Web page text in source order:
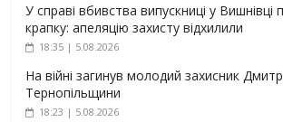
У справі вбивства випускниці у Вишнівці
крапку: апеляцію захисту відхилили
18:35 | 5.08.2026
На війні загинув молодий захисник
Тернопільщини
18:23 | 5.08.2026